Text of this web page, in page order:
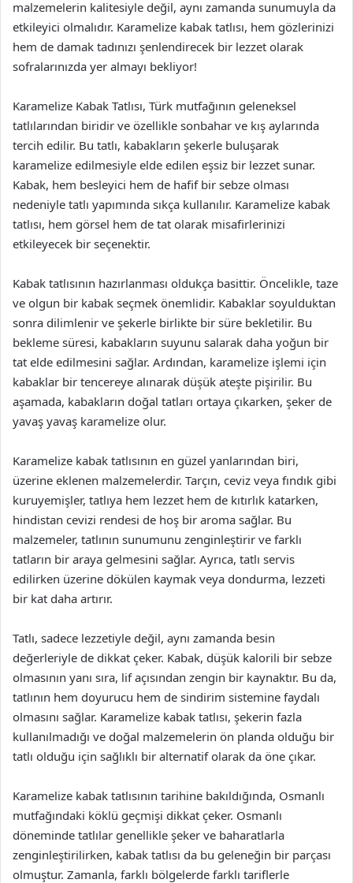
malzemelerin kalitesiyle değil, aynı zamanda sunumuyla da
etkileyici olmalıdır. Karamelize kabak tatlısı, hem gözlerinizi
hem de damak tadınızı şenlendirecek bir lezzet olarak
sofralarınızda yer almayı bekliyor!
Karamelize Kabak Tatlısı, Türk mutfağının geleneksel
tatlılarından biridir ve özellikle sonbahar ve kış aylarında
tercih edilir. Bu tatlı, kabakların şekerle buluşarak
karamelize edilmesiyle elde edilen eşsiz bir lezzet sunar.
Kabak, hem besleyici hem de hafif bir sebze olması
nedeniyle tatlı yapımında sıkça kullanılır. Karamelize kabak
tatlısı, hem görsel hem de tat olarak misafirlerinizi
etkileyecek bir seçenektir.
Kabak tatlısının hazırlanması oldukça basittir. Öncelikle, taze
ve olgun bir kabak seçmek önemlidir. Kabaklar soyulduktan
sonra dilimlenir ve şekerle birlikte bir süre bekletilir. Bu
bekleme süresi, kabakların suyunu salarak daha yoğun bir
tat elde edilmesini sağlar. Ardından, karamelize işlemi için
kabaklar bir tencereye alınarak düşük ateşte pişirilir. Bu
aşamada, kabakların doğal tatları ortaya çıkarken, şeker de
yavaş yavaş karamelize olur.
Karamelize kabak tatlısının en güzel yanlarından biri,
üzerine eklenen malzemelerdir. Tarçın, ceviz veya fındık gibi
kuruyemişler, tatlıya hem lezzet hem de kıtırlık katarken,
hindistan cevizi rendesi de hoş bir aroma sağlar. Bu
malzemeler, tatlının sunumunu zenginleştirir ve farklı
tatların bir araya gelmesini sağlar. Ayrıca, tatlı servis
edilirken üzerine dökülen kaymak veya dondurma, lezzeti
bir kat daha artırır.
Tatlı, sadece lezzetiyle değil, aynı zamanda besin
değerleriyle de dikkat çeker. Kabak, düşük kalorili bir sebze
olmasının yanı sıra, lif açısından zengin bir kaynaktır. Bu da,
tatlının hem doyurucu hem de sindirim sistemine faydalı
olmasını sağlar. Karamelize kabak tatlısı, şekerin fazla
kullanılmadığı ve doğal malzemelerin ön planda olduğu bir
tatlı olduğu için sağlıklı bir alternatif olarak da öne çıkar.
Karamelize kabak tatlısının tarihine bakıldığında, Osmanlı
mutfağındaki köklü geçmişi dikkat çeker. Osmanlı
döneminde tatlılar genellikle şeker ve baharatlarla
zenginleştirilirken, kabak tatlısı da bu geleneğin bir parçası
olmuştur. Zamanla, farklı bölgelerde farklı tariflerle